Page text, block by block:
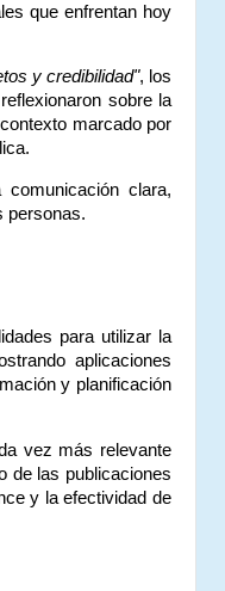
que enfrentan hoy
y credibilidad", los
reflexionaron sobre la
marcado por
clara,
personas.
para utilizar la
aplicaciones
y planificación
vez más relevante
de las publicaciones
y la efectividad de